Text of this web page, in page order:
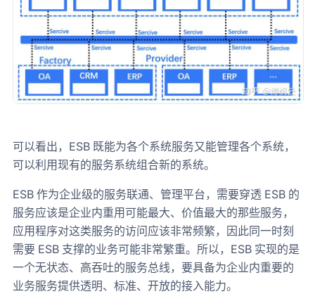
可以看出，ESB 既能为各个系统服务又能管理各个系统，
可以利用现有的服务系统组合新的系统。
ESB 作为企业级的服务联通、管理平台，需要穿透 ESB 的
服务应该是企业内重用可能最大、价值最大的那些服务，
应用程序对这类服务的访问应该非常频繁，因此同一时刻
需要 ESB 支撑的业务可能非常繁重。所以，ESB 实现的是
一个无状态、高吞吐的服务总线，要具备为企业内重要的
业务服务提供透明、标准、开放的接入能力。